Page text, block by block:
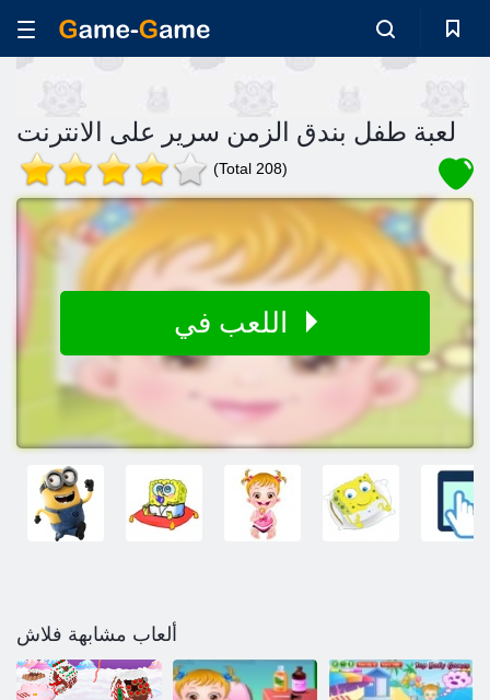
لعبة طفل بندق الزمن سرير على الانترنت
(Total 208)
ألعاب مشابهة فلاش